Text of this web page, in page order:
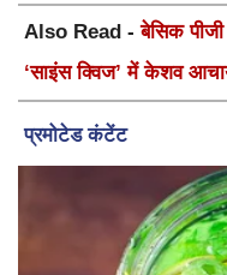
Also Read -बेसिक
‘साइंस क्विज’ में केशव